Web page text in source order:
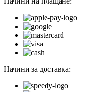
Начини за доставка: